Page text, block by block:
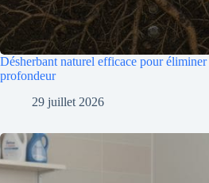
Désherbant naturel efficace pour éliminer
profondeur
29 juillet 2026